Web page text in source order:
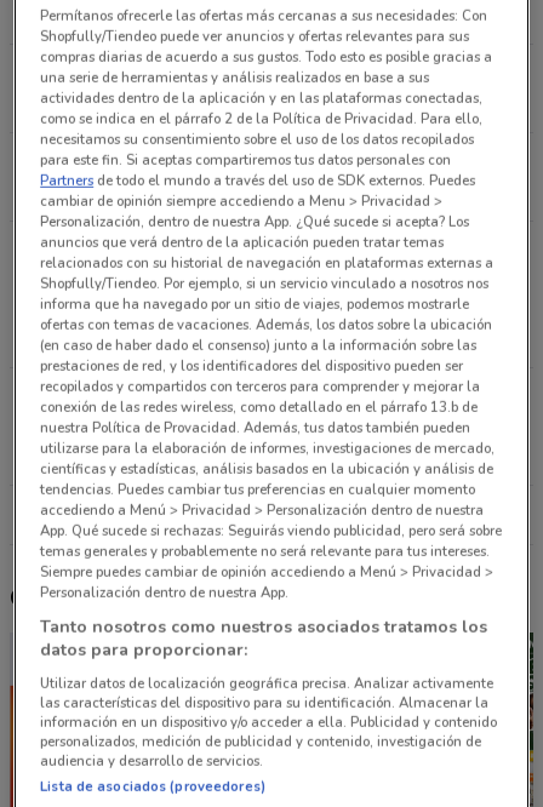
503 m
DAKOTA 95 NAPOLES Ciudad De México
689 m
Georgia, 53 Ciudad De México
1.3 km
CERRADO
Michoacán No. 38 Col. Hipódromo Condesa
Delegación Cuauhtémoc Mexico D.F. Ciudad De
México
1.3 km
Pedro Romero Terreros 1461, Narvarte Zm Del
Valle De México
1.8 km
Todas las tiendas Walmart
Otros catálogos cercanos
Permítanos ofrecerle las ofertas más cercanas a sus necesidades: Con
Shopfully/Tiendeo puede ver anuncios y ofertas relevantes para sus
compras diarias de acuerdo a sus gustos. Todo esto es posible gracias a
una serie de herramientas y análisis realizados en base a sus
actividades dentro de la aplicación y en las plataformas conectadas,
como se indica en el párrafo 2 de la Política de Privacidad. Para ello,
necesitamos su consentimiento sobre el uso de los datos recopilados
para este fin. Si aceptas compartiremos tus datos personales con
Partners de todo el mundo a través del uso de SDK externos. Puedes
cambiar de opinión siempre accediendo a Menu > Privacidad >
Personalización, dentro de nuestra App. ¿Qué sucede si acepta? Los
anuncios que verá dentro de la aplicación pueden tratar temas
relacionados con su historial de navegación en plataformas externas a
Shopfully/Tiendeo. Por ejemplo, si un servicio vinculado a nosotros nos
informa que ha navegado por un sitio de viajes, podemos mostrarle
ofertas con temas de vacaciones. Además, los datos sobre la ubicación
(en caso de haber dado el consenso) junto a la información sobre las
prestaciones de red, y los identificadores del dispositivo pueden ser
recopilados y compartidos con terceros para comprender y mejorar la
conexión de las redes wireless, como detallado en el párrafo 13.b de
nuestra Política de Provacidad. Además, tus datos también pueden
utilizarse para la elaboración de informes, investigaciones de mercado,
científicas y estadísticas, análisis basados en la ubicación y análisis de
tendencias. Puedes cambiar tus preferencias en cualquier momento
accediendo a Menú > Privacidad > Personalización dentro de nuestra
App. Qué sucede si rechazas: Seguirás viendo publicidad, pero será sobre
temas generales y probablemente no será relevante para tus intereses.
Siempre puedes cambiar de opinión accediendo a Menú > Privacidad >
Personalización dentro de nuestra App.
Tanto nosotros como nuestros asociados tratamos los
datos para proporcionar:
Utilizar datos de localización geográfica precisa. Analizar activamente
las características del dispositivo para su identificación. Almacenar la
información en un dispositivo y/o acceder a ella. Publicidad y contenido
personalizados, medición de publicidad y contenido, investigación de
audiencia y desarrollo de servicios.
Lista de asociados (proveedores)